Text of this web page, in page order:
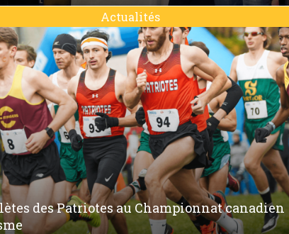
Actualités
des Patriotes au Championnat canadien